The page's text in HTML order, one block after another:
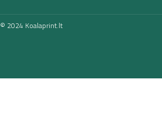
© 2024 Koalaprint.lt